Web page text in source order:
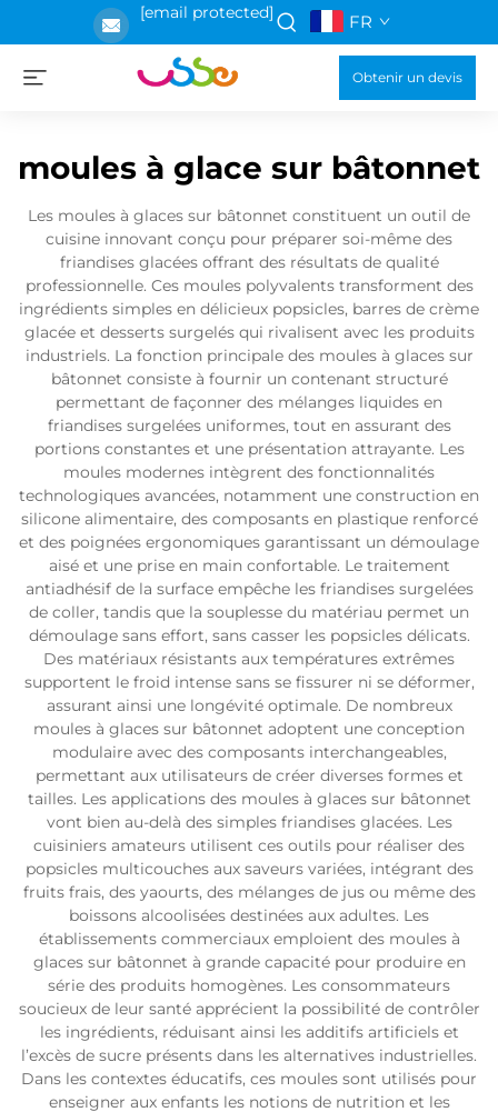
[email protected] FR
Obtenir un devis
moules à glace sur bâtonnet
Les moules à glaces sur bâtonnet constituent un outil de
cuisine innovant conçu pour préparer soi-même des
friandises glacées offrant des résultats de qualité
professionnelle. Ces moules polyvalents transforment des
ingrédients simples en délicieux popsicles, barres de crème
glacée et desserts surgelés qui rivalisent avec les produits
industriels. La fonction principale des moules à glaces sur
bâtonnet consiste à fournir un contenant structuré
permettant de façonner des mélanges liquides en
friandises surgelées uniformes, tout en assurant des
portions constantes et une présentation attrayante. Les
moules modernes intègrent des fonctionnalités
technologiques avancées, notamment une construction en
silicone alimentaire, des composants en plastique renforcé
et des poignées ergonomiques garantissant un démoulage
aisé et une prise en main confortable. Le traitement
antiadhésif de la surface empêche les friandises surgelées
de coller, tandis que la souplesse du matériau permet un
démoulage sans effort, sans casser les popsicles délicats.
Des matériaux résistants aux températures extrêmes
supportent le froid intense sans se fissurer ni se déformer,
assurant ainsi une longévité optimale. De nombreux
moules à glaces sur bâtonnet adoptent une conception
modulaire avec des composants interchangeables,
permettant aux utilisateurs de créer diverses formes et
tailles. Les applications des moules à glaces sur bâtonnet
vont bien au-delà des simples friandises glacées. Les
cuisiniers amateurs utilisent ces outils pour réaliser des
popsicles multicouches aux saveurs variées, intégrant des
fruits frais, des yaourts, des mélanges de jus ou même des
boissons alcoolisées destinées aux adultes. Les
établissements commerciaux emploient des moules à
glaces sur bâtonnet à grande capacité pour produire en
série des produits homogènes. Les consommateurs
soucieux de leur santé apprécient la possibilité de contrôler
les ingrédients, réduisant ainsi les additifs artificiels et
l’excès de sucre présents dans les alternatives industrielles.
Dans les contextes éducatifs, ces moules sont utilisés pour
enseigner aux enfants les notions de nutrition et les